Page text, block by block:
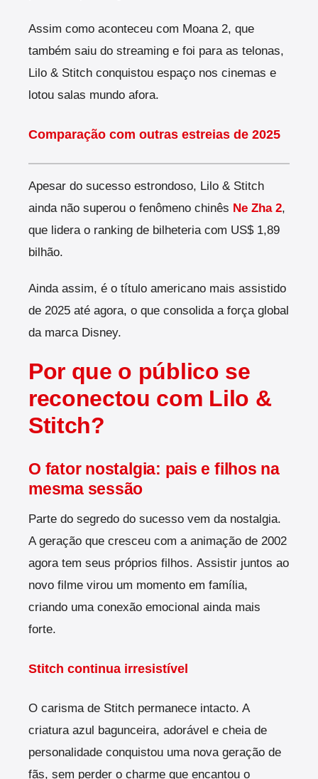
Assim como aconteceu com Moana 2, que
também saiu do streaming e foi para as telonas,
Lilo & Stitch conquistou espaço nos cinemas e
lotou salas mundo afora.
Comparação com outras estreias de 2025
Apesar do sucesso estrondoso, Lilo & Stitch
ainda não superou o fenômeno chinês Ne Zha 2,
que lidera o ranking de bilheteria com US$ 1,89
bilhão.
Ainda assim, é o título americano mais assistido
de 2025 até agora, o que consolida a força global
da marca Disney.
Por que o público se
reconectou com Lilo &
Stitch?
O fator nostalgia: pais e filhos na
mesma sessão
Parte do segredo do sucesso vem da nostalgia.
A geração que cresceu com a animação de 2002
agora tem seus próprios filhos. Assistir juntos ao
novo filme virou um momento em família,
criando uma conexão emocional ainda mais
forte.
Stitch continua irresistível
O carisma de Stitch permanece intacto. A
criatura azul bagunceira, adorável e cheia de
personalidade conquistou uma nova geração de
fãs, sem perder o charme que encantou o